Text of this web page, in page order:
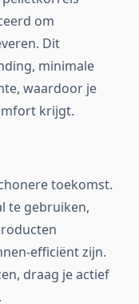
om
Dit
minimale
waardoor je
krijgt.
toekomst.
te gebruiken,
efficiënt zijn.
draag je actief